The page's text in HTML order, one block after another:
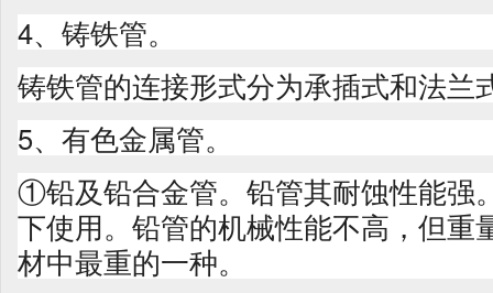
4、铸铁管。
铸铁管的连接形式分为承插式和法兰
5、有色金属管。
①铅及铅合金管。铅管其耐蚀性能强
下使用。铅管的机械性能不高，但重
材中最重的一种。